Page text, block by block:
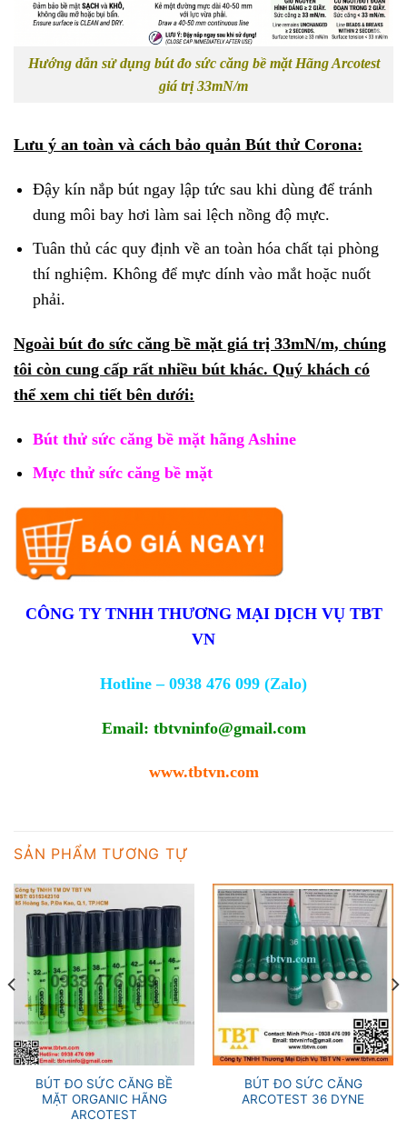
Hướng dẫn sử dụng bút đo sức căng bề mặt Hãng Arcotest
giá trị 33mN/m
Lưu ý an toàn và cách bảo quản Bút thử Corona:
Đậy kín nắp bút ngay lập tức sau khi dùng để tránh
dung môi bay hơi làm sai lệch nồng độ mực.
Tuân thủ các quy định về an toàn hóa chất tại phòng
thí nghiệm. Không để mực dính vào mắt hoặc nuốt
phải.
Ngoài bút đo sức căng bề mặt giá trị 33mN/m, chúng
tôi còn cung cấp rất nhiều bút khác. Quý khách có
thể xem chi tiết bên dưới:
Bút thử sức căng bề mặt hãng Ashine
Mực thử sức căng bề mặt
CÔNG TY TNHH THƯƠNG MẠI DỊCH VỤ TBT
VN
Hotline – 0938 476 099 (Zalo)
Email: tbtvninfo@gmail.com
www.tbtvn.com
SẢN PHẨM TƯƠNG TỰ
BÚT ĐO SỨC CĂNG BỀ
MẶT ORGANIC HÃNG
ARCOTEST
BÚT ĐO SỨC CĂNG
ARCOTEST 36 DYNE